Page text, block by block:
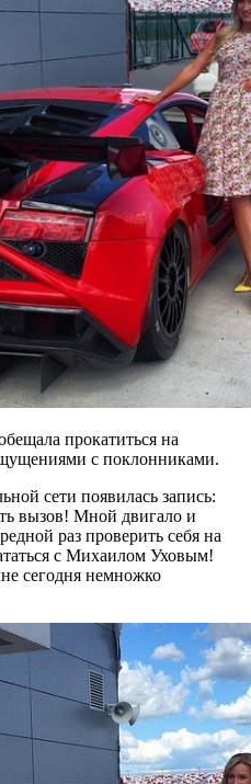
прокатиться на
с поклонниками.
сети появилась запись:
вызов! Мной двигало и
раз проверить себя на
с Михаилом Уховым!
сегодня немножко